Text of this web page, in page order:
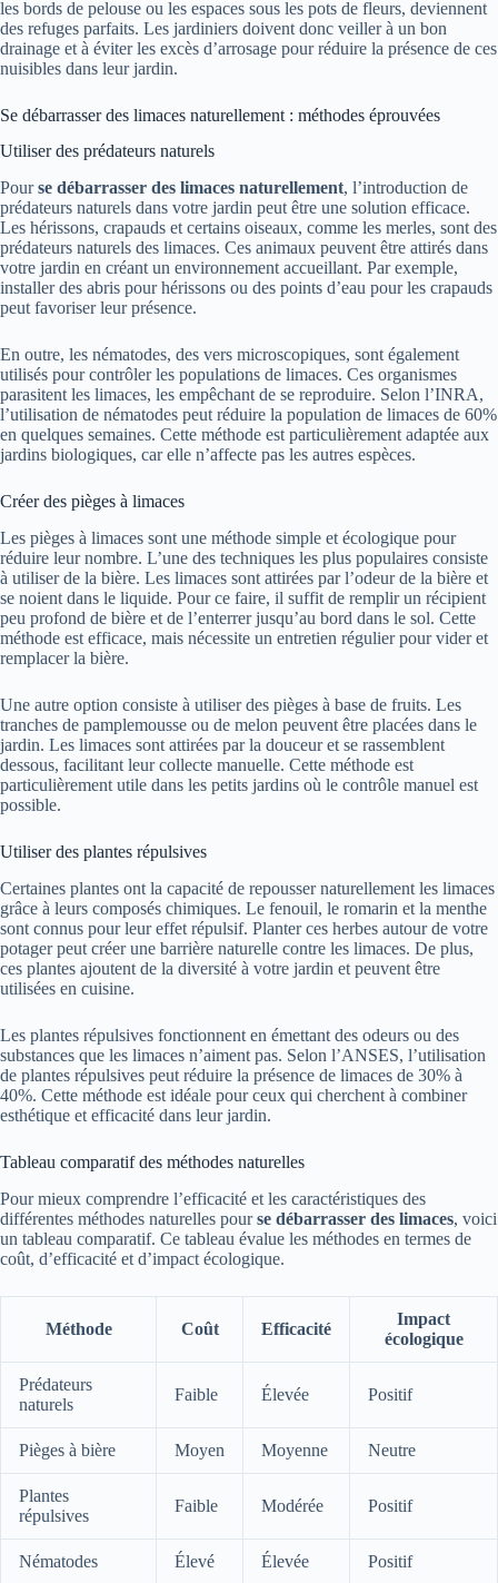
les bords de pelouse ou les espaces sous les pots de fleurs, deviennent
des refuges parfaits. Les jardiniers doivent donc veiller à un bon
drainage et à éviter les excès d’arrosage pour réduire la présence de ces
nuisibles dans leur jardin.
Se débarrasser des limaces naturellement : méthodes éprouvées
Utiliser des prédateurs naturels
Pourse débarrasser des limaces naturellement, l’introduction de
prédateurs naturels dans votre jardin peut être une solution efficace.
Les hérissons, crapauds et certains oiseaux, comme les merles, sont des
prédateurs naturels des limaces. Ces animaux peuvent être attirés dans
votre jardin en créant un environnement accueillant. Par exemple,
installer des abris pour hérissons ou des points d’eau pour les crapauds
peut favoriser leur présence.
En outre, les nématodes, des vers microscopiques, sont également
utilisés pour contrôler les populations de limaces. Ces organismes
parasitent les limaces, les empêchant de se reproduire. Selon l’INRA,
l’utilisation de nématodes peut réduire la population de limaces de 60%
en quelques semaines. Cette méthode est particulièrement adaptée aux
jardins biologiques, car elle n’affecte pas les autres espèces.
Créer des pièges à limaces
Les pièges à limaces sont une méthode simple et écologique pour
réduire leur nombre. L’une des techniques les plus populaires consiste
à utiliser de la bière. Les limaces sont attirées par l’odeur de la bière et
se noient dans le liquide. Pour ce faire, il suffit de remplir un récipient
peu profond de bière et de l’enterrer jusqu’au bord dans le sol. Cette
méthode est efficace, mais nécessite un entretien régulier pour vider et
remplacer la bière.
Une autre option consiste à utiliser des pièges à base de fruits. Les
tranches de pamplemousse ou de melon peuvent être placées dans le
jardin. Les limaces sont attirées par la douceur et se rassemblent
dessous, facilitant leur collecte manuelle. Cette méthode est
particulièrement utile dans les petits jardins où le contrôle manuel est
possible.
Utiliser des plantes répulsives
Certaines plantes ont la capacité de repousser naturellement les limaces
grâce à leurs composés chimiques. Le fenouil, le romarin et la menthe
sont connus pour leur effet répulsif. Planter ces herbes autour de votre
potager peut créer une barrière naturelle contre les limaces. De plus,
ces plantes ajoutent de la diversité à votre jardin et peuvent être
utilisées en cuisine.
Les plantes répulsives fonctionnent en émettant des odeurs ou des
substances que les limaces n’aiment pas. Selon l’ANSES, l’utilisation
de plantes répulsives peut réduire la présence de limaces de 30% à
40%. Cette méthode est idéale pour ceux qui cherchent à combiner
esthétique et efficacité dans leur jardin.
Tableau comparatif des méthodes naturelles
Pour mieux comprendre l’efficacité et les caractéristiques des
différentes méthodes naturelles pourse débarrasser des limaces, voici
un tableau comparatif. Ce tableau évalue les méthodes en termes de
coût, d’efficacité et d’impact écologique.
Méthode Coût Efficacité
Impact
écologique
Prédateurs
naturels
Faible Élevée Positif
Pièges à bière Moyen Moyenne Neutre
Plantes
répulsives
Faible Modérée Positif
Nématodes Élevé Élevée
Positif